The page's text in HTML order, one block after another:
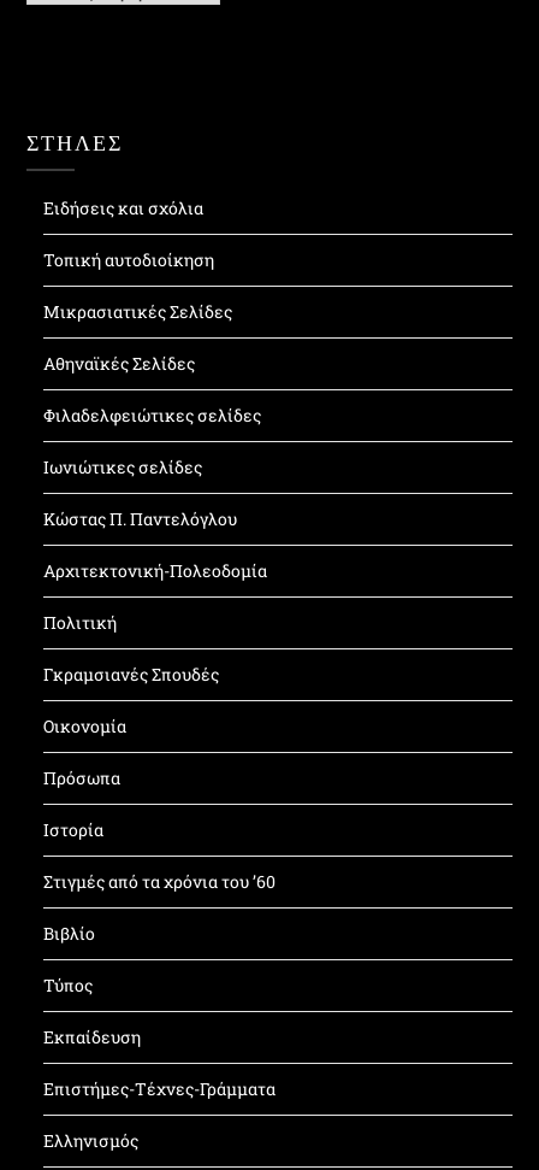
ΣΤΗΛΕΣ
Ειδήσεις και σχόλια
Τοπική αυτοδιοίκηση
Μικρασιατικές Σελίδες
Αθηναϊκές Σελίδες
Φιλαδελφειώτικες σελίδες
Ιωνιώτικες σελίδες
Κώστας Π. Παντελόγλου
Αρχιτεκτονική-Πολεοδομία
Πολιτική
Γκραμσιανές Σπουδές
Οικονομία
Πρόσωπα
Ιστορία
Στιγμές από τα χρόνια του ’60
Βιβλίο
Τύπος
Εκπαίδευση
Επιστήμες-Τέχνες-Γράμματα
Ελληνισμός